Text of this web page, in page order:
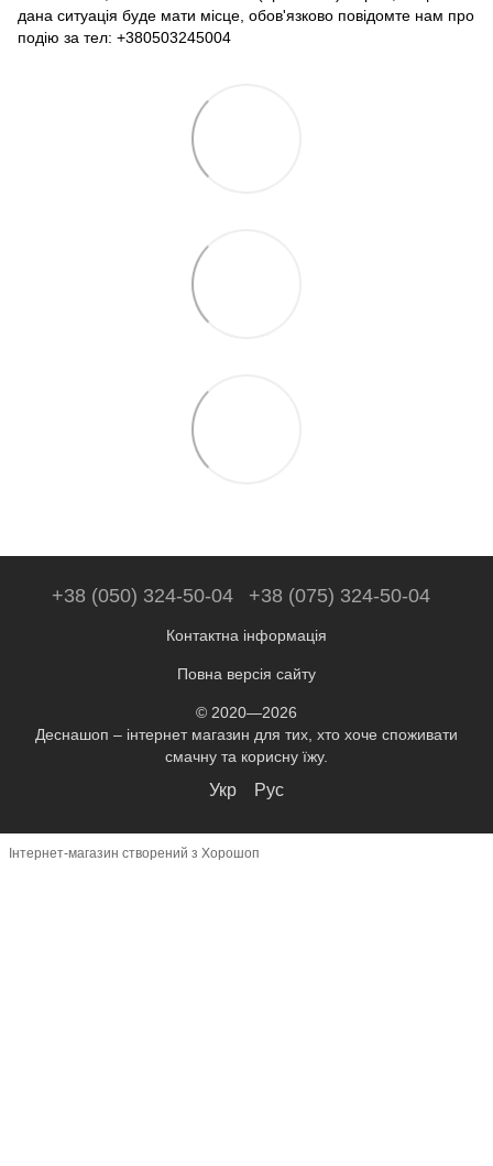
дана ситуація буде мати місце, обов'язково повідомте нам про
подію за тел: +380503245004
+38 (050) 324-50-04 +38 (075) 324-50-04
Контактна інформація
Повна версія сайту
© 2020—2026
Деснашоп – інтернет магазин для тих, хто хоче споживати
смачну та корисну їжу.
Укр Рус
Інтернет-магазин створений з Хорошоп